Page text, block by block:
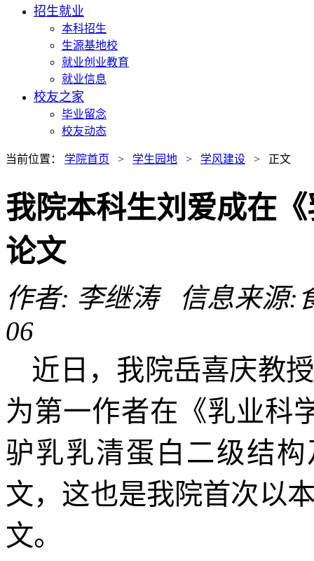
招生就业
本科招生
生源基地校
就业创业教育
就业信息
校友之家
毕业留念
校友动态
当前位置： 学院首页 > 学生园地 > 学风建设 > 正文
我院本科生刘爱成在
论文
作者: 李继涛 信息来源:
06
近日，我院岳喜庆教
为第一作者在《乳业科
驴乳乳清蛋白二级结
文，这也是我院首次以
文。